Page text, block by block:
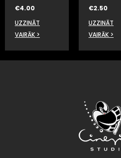
€4.00
UZZINĀT
VAIRĀK >
€2.50
UZZINĀT
VAIRĀK >